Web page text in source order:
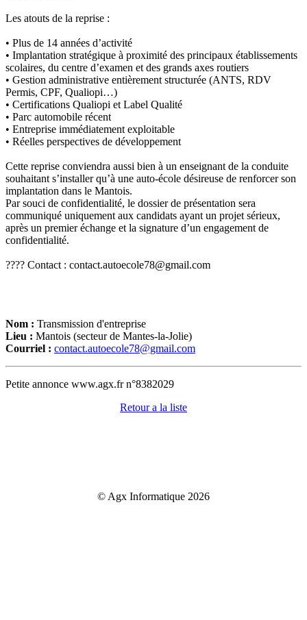
Les atouts de la reprise :
• Plus de 14 années d’activité
• Implantation stratégique à proximité des principaux établissements
scolaires, du centre d’examen et des grands axes routiers
• Gestion administrative entièrement structurée (ANTS, RDV
Permis, CPF, Qualiopi…)
• Certifications Qualiopi et Label Qualité
• Parc automobile récent
• Entreprise immédiatement exploitable
• Réelles perspectives de développement
Cette reprise conviendra aussi bien à un enseignant de la conduite
souhaitant s’installer qu’à une auto-école désireuse de renforcer son
implantation dans le Mantois.
Par souci de confidentialité, le dossier de présentation sera
communiqué uniquement aux candidats ayant un projet sérieux,
après un premier échange et la signature d’un engagement de
confidentialité.
???? Contact : contact.autoecole78@gmail.com
Nom : Transmission d'entreprise
Lieu : Mantois (secteur de Mantes-la-Jolie)
Courriel : contact.autoecole78@gmail.com
Petite annonce www.agx.fr n°8382029
Retour a la liste
© Agx Informatique 2026